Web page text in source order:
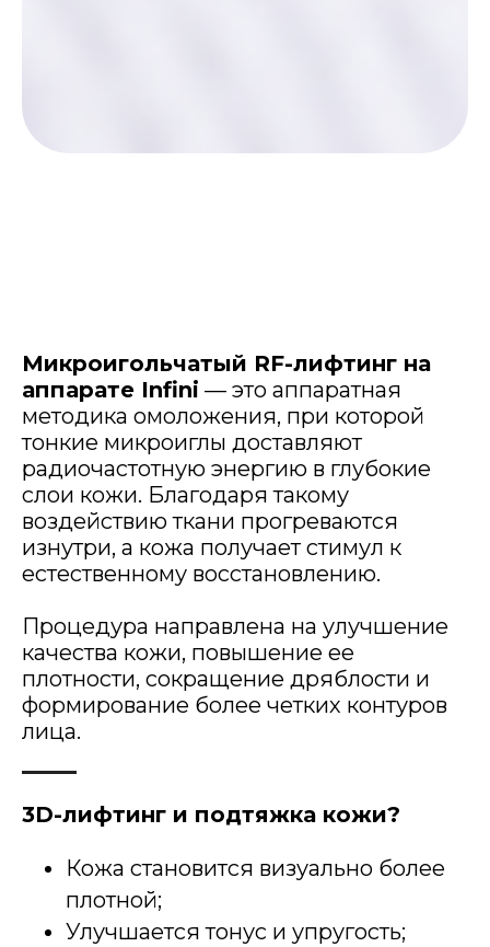
Микроигольчатый RF-лифтинг на
аппарате Infini — это аппаратная
методика омоложения, при которой
тонкие микроиглы доставляют
радиочастотную энергию в глубокие
слои кожи. Благодаря такому
воздействию ткани прогреваются
изнутри, а кожа получает стимул к
естественному восстановлению.
Процедура направлена на улучшение
качества кожи, повышение ее
плотности, сокращение дряблости и
формирование более четких контуров
лица.
3D-лифтинг и подтяжка кожи?
Кожа становится визуально более
плотной;
Улучшается тонус и упругость;